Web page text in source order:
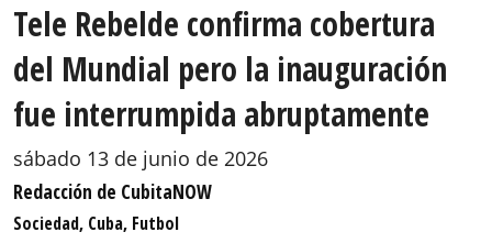
Tele Rebelde confirma cobertura
del Mundial pero la inauguración
fue interrumpida abruptamente
sábado 13 de junio de 2026
Redacción de CubitaNOW
Sociedad, Cuba, Futbol